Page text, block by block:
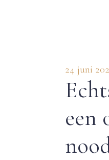
24 juni
een